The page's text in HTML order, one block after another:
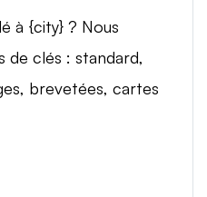
à {city} ? Nous
de clés : standard,
brevetées, cartes